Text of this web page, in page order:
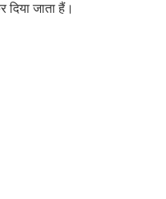
जाता हैं।